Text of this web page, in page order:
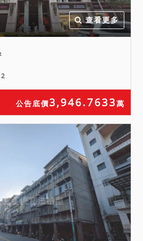
為「既存違章建築」，並拍
照建檔列管在案，投標人應
自行至拍賣標的現場查勘並
或（或）拍定後尚未拆除仍
依法不負物之瑕疵擔保責
任，拍定人不得以此事由主
張異議或（或）撤拍。
三、投標人應自行查明債務
人有無積欠工程受益費、水
電瓦斯費、管理費、公共基
金等。本件標的原所有權人
或（或）使用人如有積欠工
程受益費、水電、瓦斯、管
理費等相關費用，應由拍定
人自行查明後與相關單位洽
查看更多
公告底價3,946.7633萬